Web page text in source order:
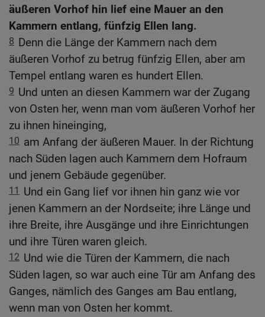
äußeren Vorhof hin lief eine Mauer an den
Kammern entlang, fünfzig Ellen lang.
8 Denn die Länge der Kammern nach dem
äußeren Vorhof zu betrug fünfzig Ellen, aber am
Tempel entlang waren es hundert Ellen.
9 Und unten an diesen Kammern war der Zugang
von Osten her, wenn man vom äußeren Vorhof her
zu ihnen hineinging,
10 am Anfang der äußeren Mauer. In der Richtung
nach Süden lagen auch Kammern dem Hofraum
und jenem Gebäude gegenüber.
11 Und ein Gang lief vor ihnen hin ganz wie vor
jenen Kammern an der Nordseite; ihre Länge und
ihre Breite, ihre Ausgänge und ihre Einrichtungen
und ihre Türen waren gleich.
12 Und wie die Türen der Kammern, die nach
Süden lagen, so war auch eine Tür am Anfang des
Ganges, nämlich des Ganges am Bau entlang,
wenn man von Osten her kommt.